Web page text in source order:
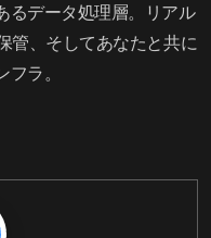
るデータ処理層。リアル
管、そしてあなたと共に
ラ。